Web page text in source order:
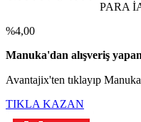
PARA
%4,00
Manuka'dan alışveriş
Avantajix'ten tıklayıp
TIKLA KAZAN